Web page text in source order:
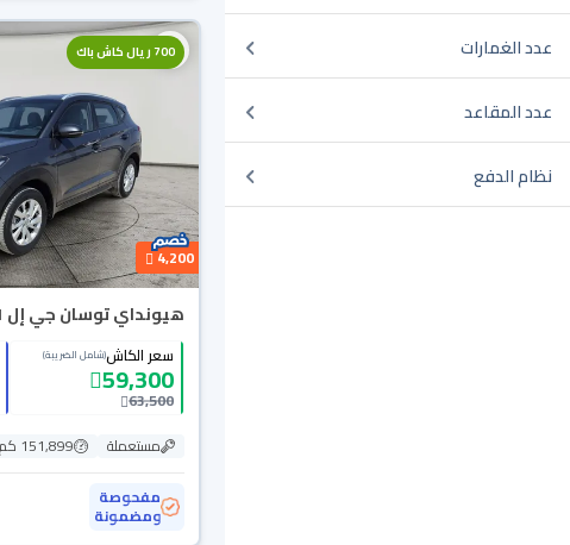
عدد الغمارات
عدد المقاعد
نظام الدفع
700 ريال كاش باك
4,200
هيونداي توسان جي إل 2021
سعر الكاش(شامل الضريبة)
59,300
63,500
مستعملة
151,899 كم
مفحوصة
ومضمونة